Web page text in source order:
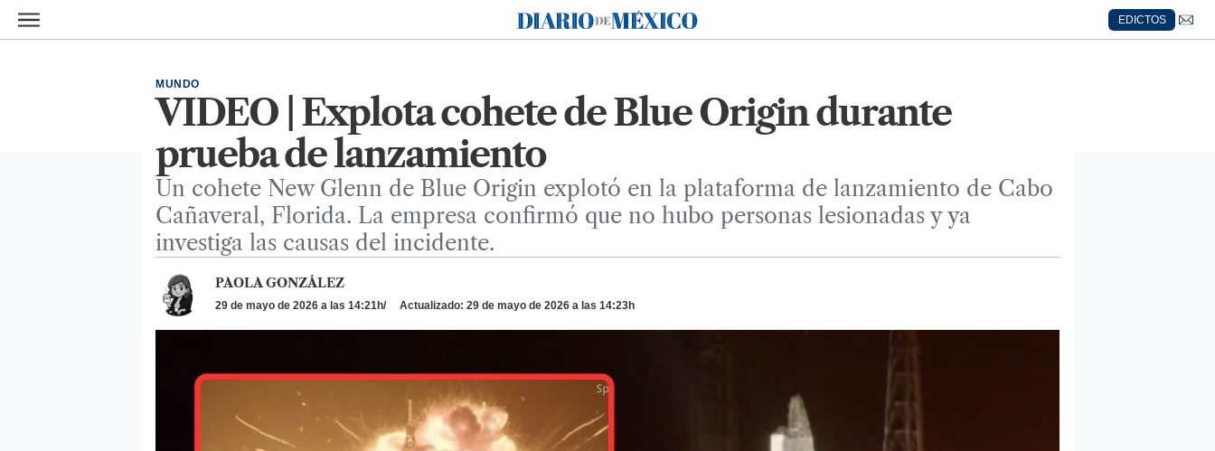
Ir al contenido principal
Diario de México
EDICTOS
VIDEO | Explota cohete de Blue Origin durante
prueba de lanzamiento
MUNDO
Un cohete New Glenn de Blue Origin explotó en la plataforma de lanzamiento de Cabo
Cañaveral, Florida. La empresa confirmó que no hubo personas lesionadas y ya
investiga las causas del incidente.
PAOLA GONZÁLEZ
29 de mayo de 2026 a las 14:21h Actualizado: 29 de mayo de 2026 a las 14:23h